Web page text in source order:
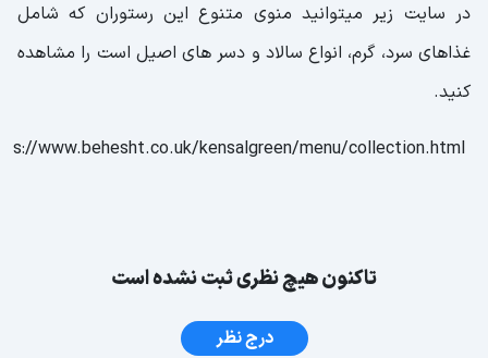
در سایت زیر میتوانید منوی متنوع این رستوران که شامل
غذاهای سرد، گرم، انواع سالاد و دسر های اصیل است را مشاهده
کنید.
تاکنون هیچ نظری ثبت نشده است
درج نظر